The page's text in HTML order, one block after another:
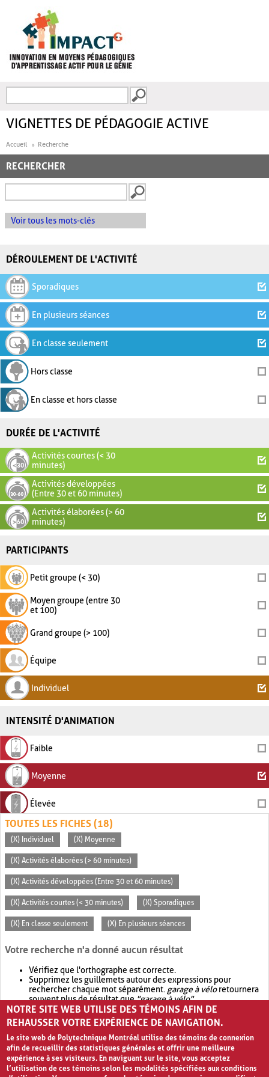
FORMULAIRE DE
VIGNETTES DE PÉDAGOGIE ACTIVE
Accueil Recherche
RECHERCHER
Voir tous les mots-clés
DÉROULEMENT DE L'ACTIVITÉ
Sporadiques
En plusieurs séances
En classe seulement
Hors classe
En classe et hors classe
DURÉE DE L'ACTIVITÉ
Activités courtes (< 30
minutes)
Activités développées
(Entre 30 et 60 minutes)
Activités élaborées (> 60
minutes)
PARTICIPANTS
Petit groupe (< 30)
Moyen groupe (entre 30
et 100)
Grand groupe (> 100)
Équipe
Individuel
INTENSITÉ D'ANIMATION
Faible
Moyenne
Élevée
TOUTES LES FICHES (18)
(X) Individuel (X) Moyenne
(X) Activités élaborées (> 60 minutes)
(X) Activités développées (Entre 30 et 60 minutes)
(X) Activités courtes (< 30 minutes) (X) Sporadiques
(X) En classe seulement (X) En plusieurs séances
Votre recherche n'a donné aucun résultat
Vérifiez que l'orthographe est correcte.
Supprimez les guillemets autour des expressions pour
rechercher chaque mot séparément. garage à véloretournera
souvent plus de résultat que"garage à vélo".
Envisagez d'élargir votre recherche avec OR.garage OR vélo
retournera souvent plus de résultat quegarage à vélo
NOTRE SITE WEB UTILISE DES TÉMOINS AFIN DE
REHAUSSER VOTRE EXPÉRIENCE DE NAVIGATION.
Le site web de Polytechnique Montréal utilise des témoins de connexion
afin de recueillir des statistiques générales et offrir une meilleure
expérience à ses visiteurs. En naviguant sur le site, vous acceptez
l’utilisation de ces témoins selon les modalités spécifiées aux conditions